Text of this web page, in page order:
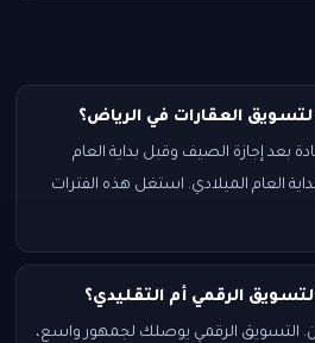
العقارات في الرياض؟
بعد إجازة الصيف وقبل بداية العام
العام الميلادي. استغل هذه الفترات
الرقمي أم التقليدي؟
التسويق الرقمي يوصلك لجمهور واسع،